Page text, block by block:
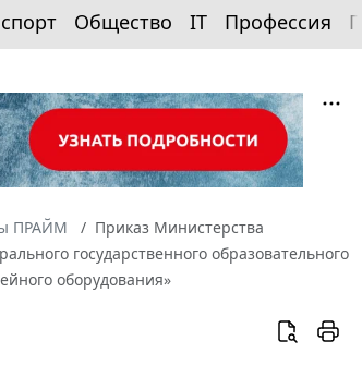
Общество IT Профессия
ПРАЙМ
Приказ Министерства
государственного образовательного
оборудования»